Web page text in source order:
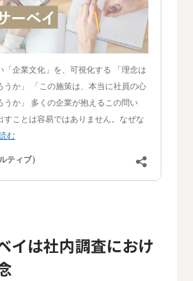
イは社内調査におけ